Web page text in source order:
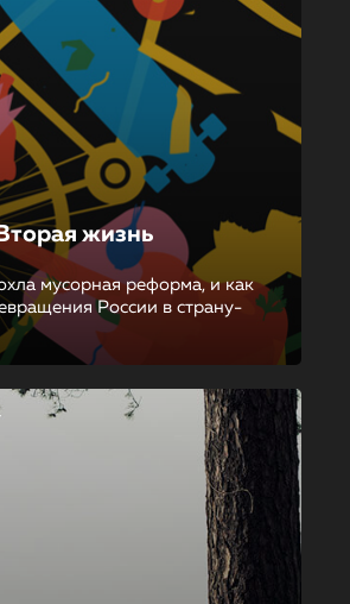
жизнь
мусорная реформа, и как
России в страну-